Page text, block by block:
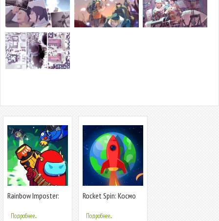
Rainbow Imposter:
Подробнее...
Rocket Spin: Космо
Подробнее...